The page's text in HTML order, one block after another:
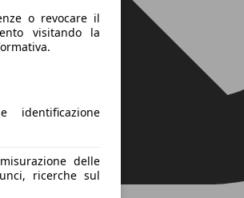
o revocare il
visitando la
identificazione
delle
ricerche sul